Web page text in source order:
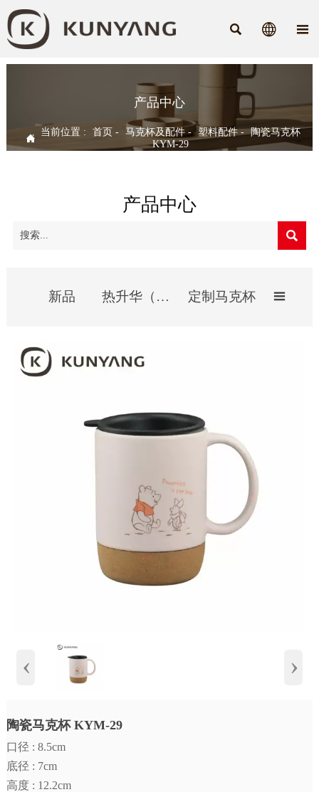
  
产品中心
 当前位置 : 首页 - 马克杯及配件- 塑料配件- 陶瓷马克杯
KYM-29
产品中心

新品 热升华（影像）杯 定制马克杯 
‹ ›
陶瓷马克杯 KYM-29
口径 : 8.5cm
底径 : 7cm
高度 : 12.2cm